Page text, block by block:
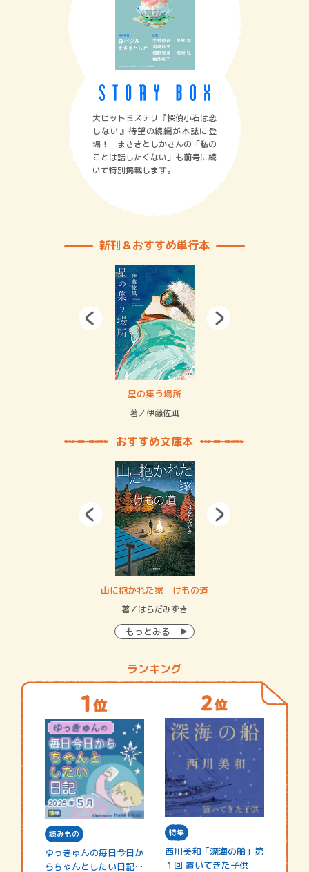
大ヒットミステリ『探偵小石は恋
しない』待望の続編が本誌に登
場！ まさきとしかさんの「私の
ことは話したくない」も前号に続
いて特別掲載します。
新刊＆おすすめ単行本
星の集う場所
著／伊藤佐凪
おすすめ文庫本
山に抱かれた家 けもの道
著／はらだみずき
もっとみる
ランキング
読みもの
ゆっきゅんの毎日今日か
らちゃんとしたい日記
特集
西川美和「深海の船」第
１回 置いてきた子供